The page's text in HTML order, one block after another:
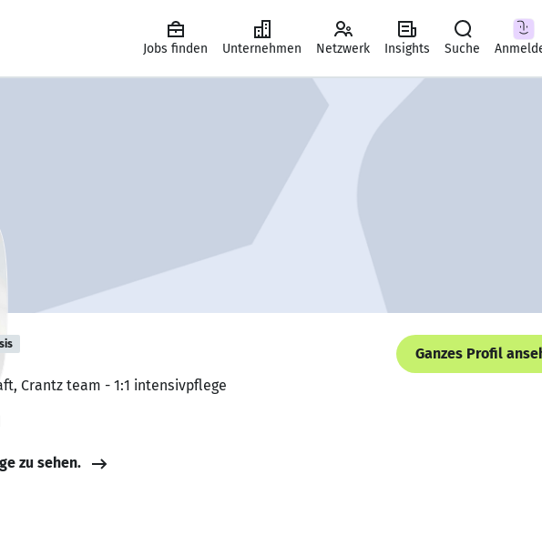
Jobs finden Unternehmen Netzwerk Insights Suche
Ganzes Profil
Crantz team - 1:1 intensivpflege
zu sehen.